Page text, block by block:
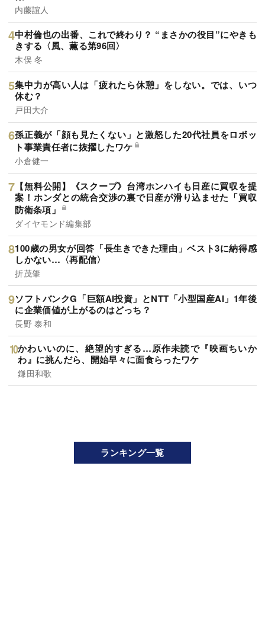
内藤誼人
中村倫也の出番、これで終わり？ “まさかの役目”にやきも
きする〈風、薫る第96回〉
木俣 冬
集中力が高い人は「疲れたら休憩」をしない。では、いつ
休む？
戸田大介
孫正義が「顔も見たくない」と激怒した20代社員をロボッ
ト事業責任者に抜擢したワケ
小倉健一
【無料公開】《スクープ》台湾ホンハイも日産に買収を提
案！ホンダとの統合交渉の裏で日産が滑り込ませた「買収
防衛条項」
ダイヤモンド編集部
100歳の男女が回答「長生きできた理由」ベスト3に納得感
しかない…〈再配信〉
折茂肇
ソフトバンクG「巨額AI投資」とNTT「小型国産AI」1年後
に企業価値が上がるのはどっち？
長野 泰和
かわいいのに、絶望的すぎる…原作未読で『映画ちいか
わ』に挑んだら、開始早々に面食らったワケ
鎌田和歌
ランキング一覧